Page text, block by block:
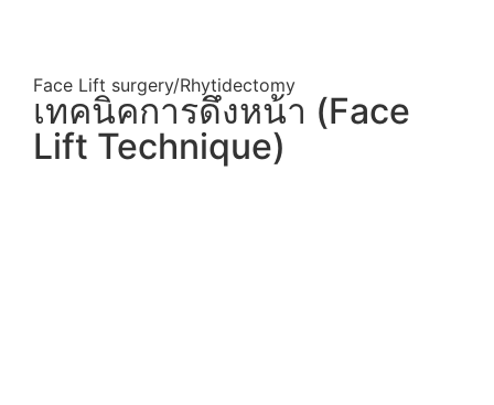
Face Lift surgery/Rhytidectomy
เทคนิคการดึงหน้า (Face
Lift Technique)